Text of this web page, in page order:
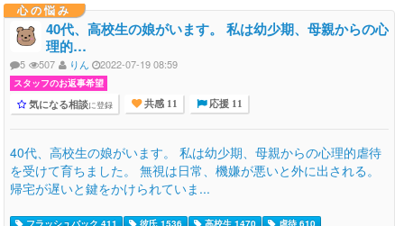
心の悩み
40代、高校生の娘がいます。 私は幼少期、母親からの心
理的…
5 507 りん 2022-07-19 08:59
スタッフのお返事希望
気になる相談に登録 共感 11 応援 11
40代、高校生の娘がいます。 私は幼少期、母親からの心理的虐待
を受けて育ちました。 無視は日常、機嫌が悪いと外に出される。
帰宅が遅いと鍵をかけられていま...
フラッシュバック 411 彼氏 1536 高校生 1470 虐待 610